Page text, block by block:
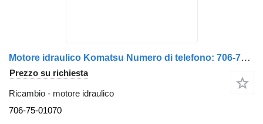
Motore idraulico Komatsu Numero di telefono: 706-75-01070
Prezzo su richiesta
Ricambio - motore idraulico
706-75-01070